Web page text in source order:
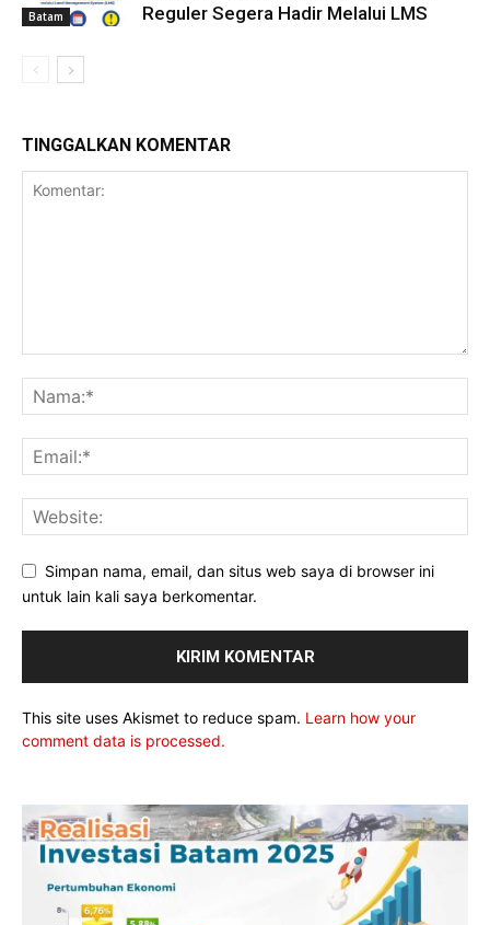
Batam
Reguler Segera Hadir Melalui LMS
TINGGALKAN KOMENTAR
Simpan nama, email, dan situs web saya di browser ini
untuk lain kali saya berkomentar.
This site uses Akismet to reduce spam. Learn how your
comment data is processed.